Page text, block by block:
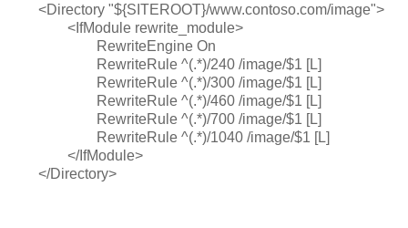
<Directory "${SITEROOT}/www.contoso.com/image">
<IfModule rewrite_module>
RewriteEngine On
RewriteRule ^(.*)/240 /image/$1 [L]
RewriteRule ^(.*)/300 /image/$1 [L]
RewriteRule ^(.*)/460 /image/$1 [L]
RewriteRule ^(.*)/700 /image/$1 [L]
RewriteRule ^(.*)/1040 /image/$1 [L]
</IfModule>
</Directory>